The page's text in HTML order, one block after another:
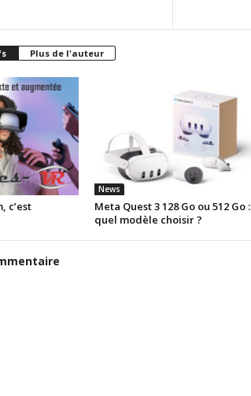
Plus de l'auteur
c’est
News
Meta Quest 3 128 Go ou 512 Go :
quel modèle choisir ?